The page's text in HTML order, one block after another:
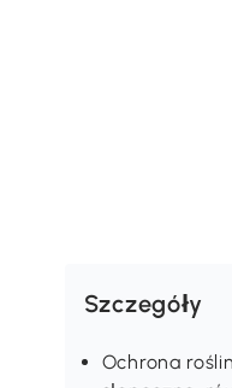
Szczegóły
Ochrona